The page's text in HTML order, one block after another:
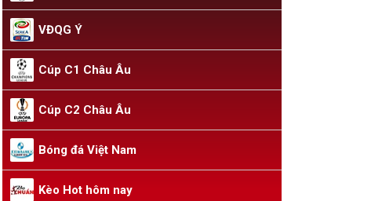
VĐQG Ý
Cúp C1 Châu Âu
Cúp C2 Châu Âu
Bóng đá Việt Nam
Kèo Hot hôm nay